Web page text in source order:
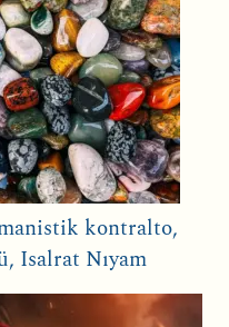
kontralto,
Isalrat Nıyam